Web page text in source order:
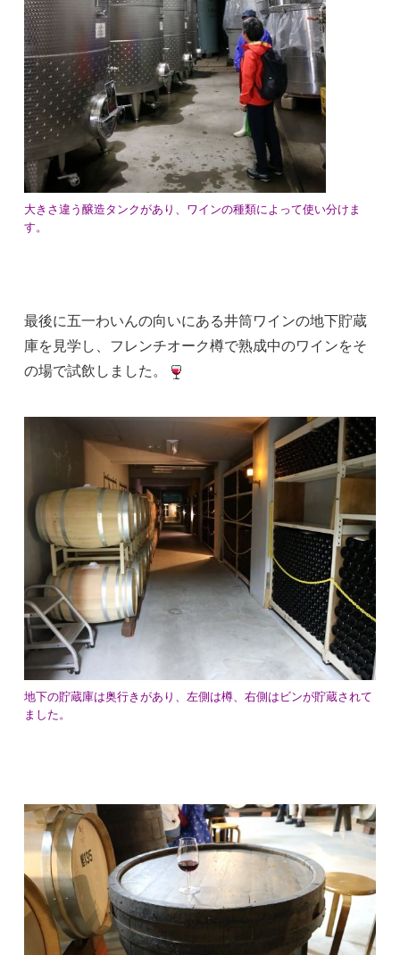
大きさ違う醸造タンクがあり、ワインの種類によって使い分けま
す。
最後に五一わいんの向いにある井筒ワインの地下貯蔵
庫を見学し、フレンチオーク樽で熟成中のワインをそ
の場で試飲しました。
地下の貯蔵庫は奥行きがあり、左側は樽、右側はビンが貯蔵されて
ました。